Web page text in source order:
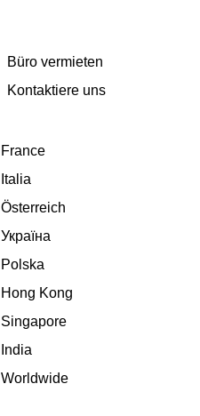
Büro vermieten
Kontaktiere uns
France
Italia
Österreich
Україна
Polska
Hong Kong
Singapore
India
Worldwide